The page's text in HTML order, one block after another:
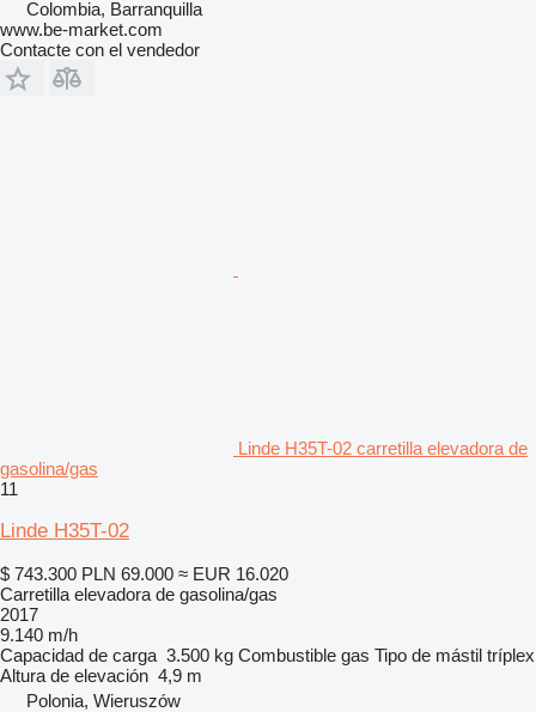
Colombia, Barranquilla
www.be-market.com
Contacte con el vendedor
Linde H35T-02 carretilla elevadora de
gasolina/gas
11
Linde H35T-02
$ 743.300 PLN 69.000 ≈ EUR 16.020
Carretilla elevadora de gasolina/gas
2017
9.140 m/h
Capacidad de carga 3.500 kg Combustible gas Tipo de mástil tríplex
Altura de elevación 4,9 m
Polonia, Wieruszów